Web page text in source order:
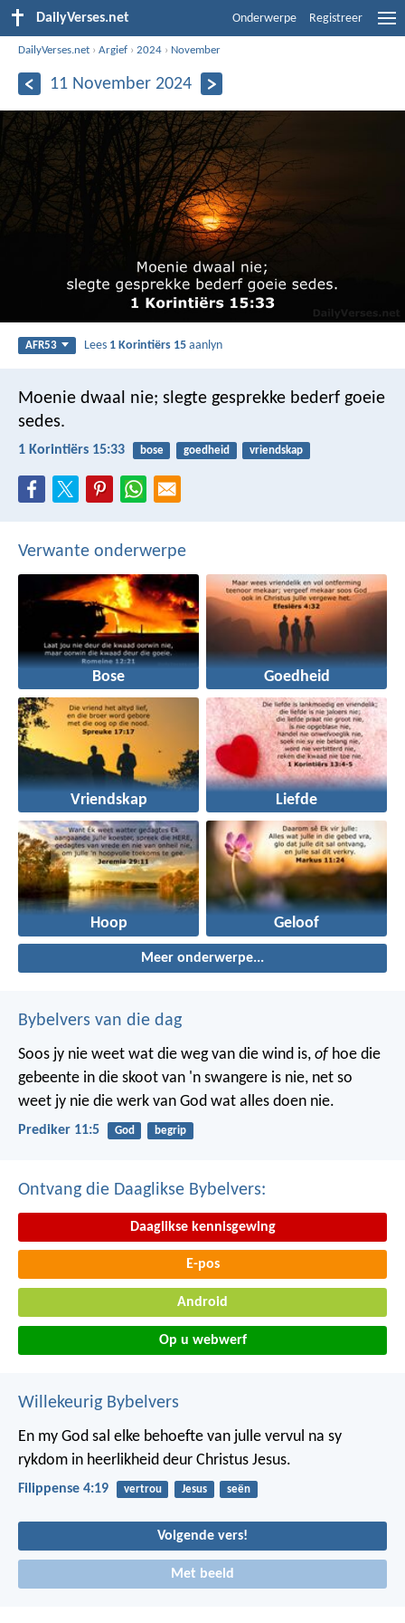
DailyVerses.net Onderwerpe Registreer
DailyVerses.net ›Argief ›2024 › November
11 November 2024
AFR53 Lees 1 Korintiërs 15 aanlyn
Moenie dwaal nie; slegte gesprekke bederf goeie
sedes.
1 Korintiërs 15:33 bose goedheid vriendskap
Verwante onderwerpe
Bose Goedheid
Vriendskap Liefde
Hoop Geloof
Meer onderwerpe...
Bybelvers van die dag
Soos jy nie weet wat die weg van die wind is, of hoe die
gebeente in die skoot van 'n swangere is nie, net so
weet jy nie die werk van God wat alles doen nie.
Prediker 11:5 God begrip
Ontvang die Daaglikse Bybelvers:
Daaglikse kennisgewing
E-pos
Android
Op u webwerf
Willekeurig Bybelvers
En my God sal elke behoefte van julle vervul na sy
rykdom in heerlikheid deur Christus Jesus.
Filippense 4:19 vertrou Jesus seën
Volgende vers!
Met beeld